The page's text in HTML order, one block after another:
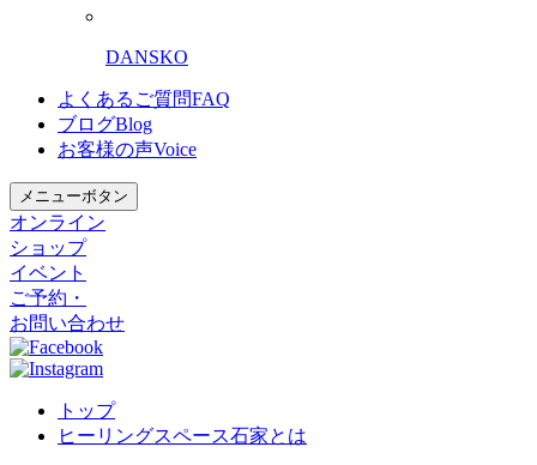
DANSKO
よくあるご質問FAQ
ブログBlog
お客様の声Voice
メニューボタン
オンライン
ショップ
イベント
ご予約・
お問い合わせ
トップ
ヒーリングスペース石家とは